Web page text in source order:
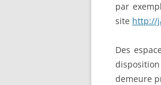
par
site http://
Des
demeure